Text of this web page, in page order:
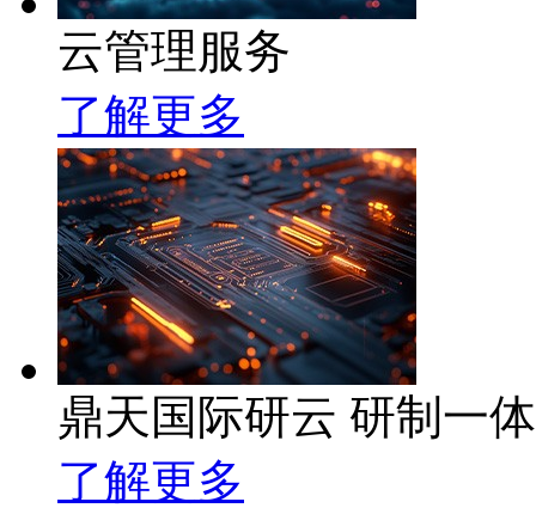
云管理服务
了解更多
鼎天国际研云 研制一
了解更多